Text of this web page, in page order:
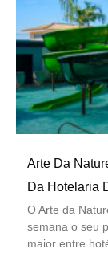
Arte Da
Da Hotelaria
O Arte da
semana o seu
maior entre